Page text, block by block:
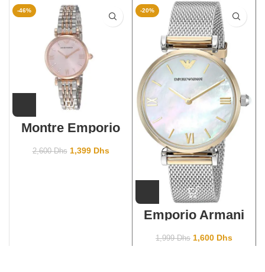
-46%
Montre Emporio
femme AR11223
2,600Dhs 1,399 Dhs
-20%
Emporio Armani
1,999Dhs 1,600 Dhs